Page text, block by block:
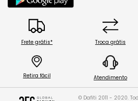
Frete grátis* Troca grátis
Retira fácil Atendimento
© Dafiti 2011 - 2020.